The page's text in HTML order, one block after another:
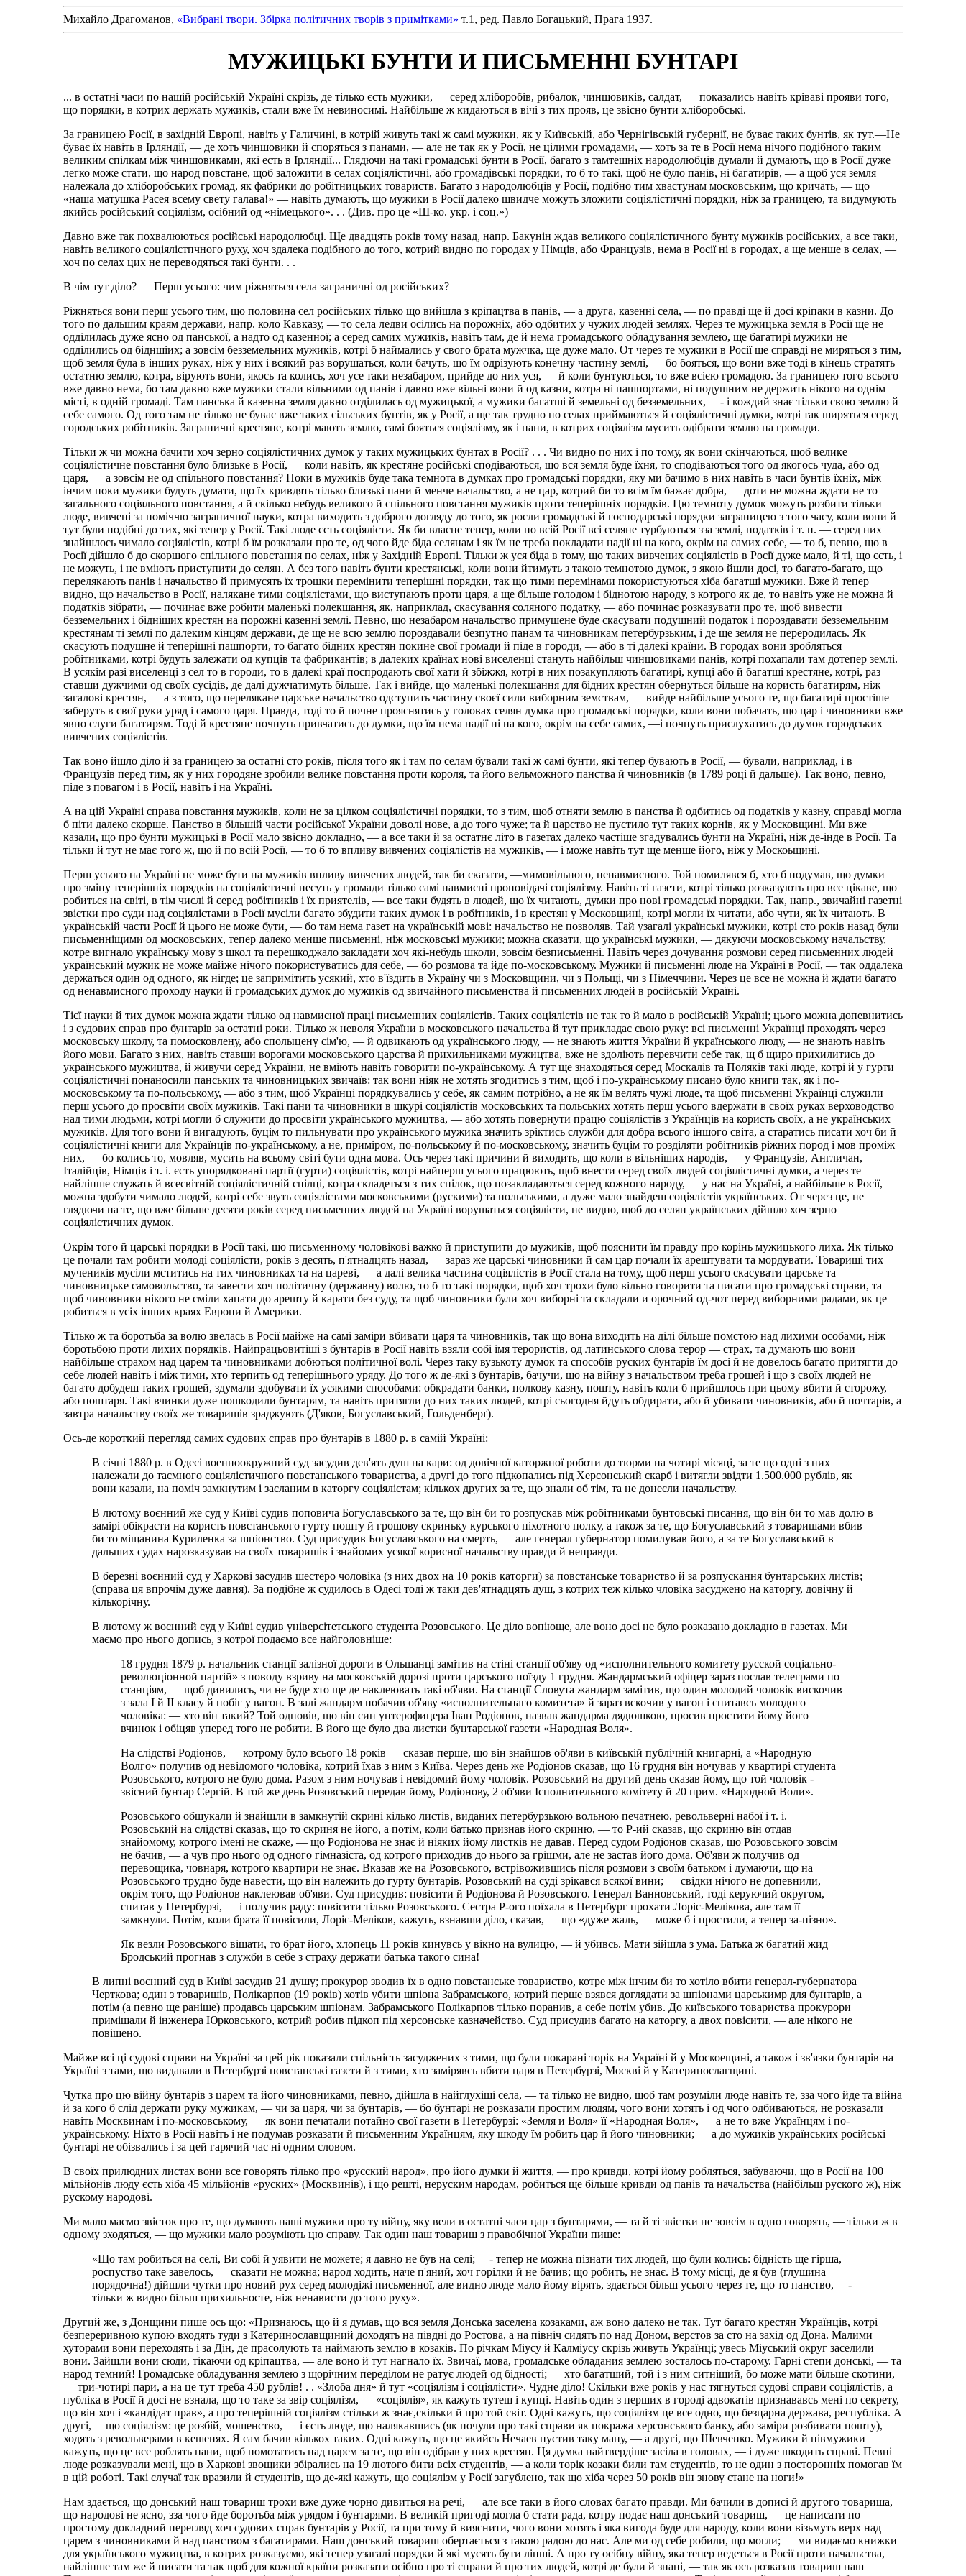
Михайло Драгоманов, «Вибрані твори. Збірка політичних творів з примітками» т.1, ред. Павло Богацький, Прага 1937.
МУЖИЦЬКІ БУНТИ И ПИСЬМЕННІ БУНТАРІ
... в остатні часи по нашій російській Україні скрізь, де тілько єсть мужики, — серед хліборобів, рибалок, чиншовиків, салдат, — показались навіть кріваві прояви того,
що порядки, в котрих держать мужиків, стали вже їм невиносимі. Найбільше ж кидаються в вічі з тих прояв, це звісно бунти хліборобські.
За границею Росії, в західній Европі, навіть у Галичині, в котрій живуть такі ж самі мужики, як у Київській, або Чернігівській губернії, не буває таких бунтів, як тут.—Не
буває їх навіть в Ірляндії, — де хоть чиншовики й споряться з панами, — але не так як у Росії, не цілими громадами, — хоть за те в Росії нема нічого подібного таким
великим спілкам між чиншовиками, які есть в Ірляндії... Глядючи на такі громадські бунти в Росії, багато з тамтешніх народолюбців думали й думають, що в Росії дуже
легко може стати, що народ повстане, щоб заложити в селах соціялістичні, або громадівські порядки, то б то такі, щоб не було панів, ні багатирів, — а щоб уся земля
належала до хліборобських громад, як фабрики до робітницьких товариств. Багато з народолюбців у Росії, подібно тим хвастунам московським, що кричать, — що
«наша матушка Расея всему свету галава!» — навіть думають, що мужики в Росії далеко швидче можуть зложити соціялістичні порядки, ніж за границею, та видумують
якийсь російський соціялізм, осібний од «німецького». . . (Див. про це «Ш-ко. укр. і соц.»)
Давно вже так похвалюються російські народолюбці. Ще двадцять років тому назад, напр. Бакунін ждав великого соціялістичного бунту мужиків російських, а все таки,
навіть великого соціялістпчного руху, хоч здалека подібного до того, котрий видно по городах у Німців, або Французів, нема в Росії ні в городах, а ще менше в селах, —
хоч по селах цих не переводяться такі бунти. . .
В чім тут діло? — Перш усього: чим ріжняться села заграничні од російських?
Ріжняться вони перш усього тим, що половина сел російських тілько що вийшла з кріпацтва в панів, — а друга, казенні села, — по правді ще й досі кріпаки в казни. До
того по дальшим краям держави, напр. коло Кавказу, — то села ледви осілись на порожніх, або одбитих у чужих людей землях. Через те мужицька земля в Росії ще не
одділилась дуже ясно од панської, а надто од казенної; а серед самих мужиків, навіть там, де й нема громадського обладування землею, ще багатирі мужики не
одділились од бідншіих; а зовсім безземельних мужиків, котрі б наймались у свого брата мужчка, ще дуже мало. От через те мужики в Росії ще справді не миряться з тим,
щоб земля була в інших руках, ніж у них і всякий раз ворушаться, коли бачуть, що їм одрізують конечну частину землі, — бо бояться, що вони вже тоді в кінець стратять
остатню землю, котра, вірують вони, якось та колись, хоч усе таки незабаром, прийде до них уся, — й коли бунтуються, то вже всією громадою. За границею того всього
вже давно нема, бо там давно вже мужики стали вільними од панів і давно вже вільні вони й од казни, котра ні пашпортами, ні подушним не держить нікого на однім
місті, в одній громаді. Там панська й казенна земля давно отділилась од мужицької, а мужики багатші й земельні од безземельних, —- і кождий знає тільки свою землю й
себе самого. Од того там не тілько не буває вже таких сільських бунтів, як у Росії, а ще так трудно по селах приймаються й соціялістичні думки, котрі так ширяться серед
городських робітників. Заграничні крестяне, котрі мають землю, самі бояться соціялізму, як і пани, в котрих соціялізм мусить одібрати землю на громади.
Тільки ж чи можна бачити хоч зерно соціялістичних думок у таких мужицьких бунтах в Росії? . . . Чи видно по них і по тому, як вони скінчаються, щоб велике
соціялістичне повстання було близьке в Росії, — коли навіть, як крестяне російські сподіваються, що вся земля буде їхня, то сподіваються того од якогось чуда, або од
царя, — а зовсім не од спільного повстання? Поки в мужиків буде така темнота в думках про громадські порядки, яку ми бачимо в них навіть в часи бунтів їхніх, між
інчим поки мужики будуть думати, що їх кривдять тілько близькі пани й менче начальство, а не цар, котрий би то всім їм бажає добра, — доти не можна ждати не то
загального соціяльного повстання, а й скілько небудь великого й спільного повстання мужиків проти теперішніх порядків. Цю темноту думок можуть розбити тільки
люде, вивчені за поміччю заграничної науки, котра виходить з доброго догляду до того, як росли громадські й господарські порядки заграницею з того часу, коли вони й
тут були подібні до тих, які тепер у Росії. Такі люде єсть соціялісти. Як би власне тепер, коли по всій Росії всі селяне турбуються зза землі, податків і т. п. — серед них
знайшлось чимало соціялістів, котрі б їм розказали про те, од чого йде біда селянам і як їм не треба покладати надії ні на кого, окрім на самих себе, — то б, певно, що в
Росії дійшло б до скоршого спільного повстання по селах, ніж у Західній Европі. Тільки ж уся біда в тому, що таких вивчених соціялістів в Росії дуже мало, й ті, що єсть, і
не можуть, і не вміють приступити до селян. А без того навіть бунти крестянські, коли вони йтимуть з такою темнотою думок, з якою йшли досі, то багато-багато, що
перелякають панів і начальство й примусять їх трошки перемінити теперішні порядки, так що тими перемінами покористуються хіба багатші мужики. Вже й тепер
видно, що начальство в Росії, налякане тими соціялістами, що виступають проти царя, а ще більше голодом і біднотою народу, з котрого як де, то навіть уже не можна й
податків зібрати, — починає вже робити маленькі полекшання, як, наприклад, скасування соляного податку, — або починає розказувати про те, щоб вивести
безземельних і бідніших крестян на порожні казенні землі. Певно, що незабаром начальство примушене буде скасувати подушний податок і пороздавати безземельним
крестянам ті землі по далеким кінцям держави, де ще не всю землю пороздавали безпутно панам та чиновникам петербурзьким, і де ще земля не переродилась. Як
скасують подушне й теперішні пашпорти, то багато бідних крестян покине свої громади й піде в городи, — або в ті далекі країни. В городах вони зробляться
робітниками, котрі будуть залежати од купців та фабрикантів; в далеких країнах нові виселенці стануть найбільш чиншовиками панів, котрі похапали там дотепер землі.
В усякім разі виселенці з сел то в городи, то в далекі краї поспродають свої хати й збіжжя, котрі в них позакупляють багатирі, купці або й багатші крестяне, котрі, раз
ставши дужчими од своїх сусідів, де далі дужчатимуть більше. Так і вийде, що маленькі полекшання для бідних крестян обернуться більше на користь багатирям, ніж
загалові крестян, — а з того, що перелякане царське начальство одступить частину своєї сили виборним земствам, — вийде найбільше усього те, що багатирі простіше
заберуть в свої руки уряд і самого царя. Правда, тоді то й почне прояснятись у головах селян думка про громадські порядки, коли вони побачать, що цар і чиновники вже
явно слуги багатирям. Тоді й крестяне почнуть привчатись до думки, що їм нема надії ні на кого, окрім на себе самих, —і почнуть прислухатись до думок городських
вивчених соціялістів.
Так воно йшло діло й за границею за остатні сто років, після того як і там по селам бували такі ж самі бунти, які тепер бувають в Росії, — бували, наприклад, і в
Французів перед тим, як у них городяне зробили велике повстання проти короля, та його вельможного панства й чиновників (в 1789 році й дальше). Так воно, певно,
піде з повагом і в Росії, навіть і на Україні.
А на цій Україні справа повстання мужиків, коли не за цілком соціялістичні порядки, то з тим, щоб отняти землю в панства й одбитись од податків у казну, справді могла
б піти далеко скорше. Панство в більшій части російської України доволі нове, а до того чуже; та й царство не пустило тут таких корнів, як у Московщині. Ми вже
казали, що про бунти мужицькі в Росії мало звісно докладно, — а все таки й за остатнє літо в газетах далеко частіше згадувались бунти на Україні, ніж де-інде в Росії. Та
тільки й тут не має того ж, що й по всій Росії, — то б то впливу вивчених соціялістів на мужиків, — і може навіть тут ще менше його, ніж у Москоьщині.
Перш усього на Україні не може бути на мужиків впливу вивчених людей, так би сказати, —мимовільного, ненавмисного. Той помилявся б, хто б подумав, що думки
про зміну теперішніх порядків на соціялістичні несуть у громади тілько самі навмисні проповідачі соціялізму. Навіть ті газети, котрі тілько розказують про все цікаве, що
робиться на світі, в тім числі й серед робітників і їх приятелів, — все таки будять в людей, що їх читають, думки про нові громадські порядки. Так, напр., звичайні газетні
звістки про суди над соціялістами в Росії мусіли багато збудити таких думок і в робітників, і в крестян у Московщині, котрі могли їх читати, або чути, як їх читають. В
українській части Росії й цього не може бути, — бо там нема газет на українській мові: начальство не позволяв. Тай узагалі українські мужики, котрі сто років назад були
письменніщими од московських, тепер далеко менше письменні, ніж московські мужики; можна сказати, що українські мужики, — дякуючи московському начальству,
котре вигнало українську мову з школ та перешкоджало закладати хоч які-небудь школи, зовсім безписьменні. Навіть через дочування розмови серед письменних людей
український мужик не може майже нічого покористуватись для себе, — бо розмова та йде по-московському. Мужики й письменні люде на Україні в Росії, — так оддалека
держаться один од одного, як нігде; це запримітить усякий, хто в'їздить в Україну чи з Московщини, чи з Польщі, чи з Німеччини. Через це все не можна й ждати багато
од ненавмисного проходу науки й громадських думок до мужиків од звичайного письменства й письменних людей в російській Україні.
Тієї науки й тих думок можна ждати тілько од навмисної праці письменних соціялістів. Таких соціялістів не так то й мало в російській Україні; цього можна допевнитись
і з судових справ про бунтарів за остатні роки. Тілько ж неволя України в московського начальства й тут прикладає свою руку: всі письменні Українці проходять через
московську школу, та помосковлену, або сполыцену сім'ю, — й одвикають од українського люду, — не знають життя України й українського люду, — не знають навіть
його мови. Багато з них, навіть ставши ворогами московського царства й прихильниками мужицтва, вже не здоліють перевчити себе так, щ б щиро прихилитись до
українського мужицтва, й живучи серед України, не вміють навіть говорити по-українському. А тут ще знаходяться серед Москалів та Поляків такі люде, котрі й у гурти
соціялістичні понаносили панських та чиновницьких звичаїв: так вони ніяк не хотять згодитись з тим, щоб і по-українському писано було книги так, як і по-
московському та по-польському, — або з тим, щоб Українці порядкувались у себе, як самим потрібно, а не як їм велять чужі люде, та щоб письменні Українці служили
перш усього до просвіти своїх мужиків. Такі пани та чиновники в шкурі соціялістів московських та польських хотять перш усього вдержати в своїх руках верховодство
над тими людьми, котрі могли б служити до просвіти українського мужицтва, — або хотять повернути працю соціялістів з Українців на користь своїх, а не українських
мужиків. Для того вони й вигадують, буцім то пильнувати про українського мужика значить зріктись служби для добра всього іншого світа, а старатись писати хоч би й
соціялістичні книги для Українців по-українському, а не, приміром, по-польському й по-московському, значить буцім то розділяти робітників ріжних пород і мов проміж
них, — бо колись то, мовляв, мусить на всьому світі бути одна мова. Ось через такі причини й виходить, що коли в вільніших народів, — у Французів, Англичан,
Італійців, Німців і т. і. єсть упорядковані партії (гурти) соціялістів, котрі найперш усього працюють, щоб внести серед своїх людей соціялістичні думки, а через те
найліпше служать й всесвітній соціялістичній спілці, котра складеться з тих спілок, що позакладаються серед кожного народу, — у нас на Україні, а найбільше в Росії,
можна здобути чимало людей, котрі себе звуть соціялістами московськими (рускими) та польськими, а дуже мало знайдеш соціялістів українських. От через це, не
глядючи на те, що вже більше десяти років серед письменних людей на Україні ворушаться соціялісти, не видно, щоб до селян українських дійшло хоч зерно
соціялістичних думок.
Окрім того й царські порядки в Росії такі, що письменному чоловікові важко й приступити до мужиків, щоб пояснити їм правду про корінь мужицького лиха. Як тілько
це почали там робити молоді соціялісти, років з десять, п'ятнадцять назад, — зараз же царські чиновники й сам цар почали їх арештувати та мордувати. Товариші тих
мучеників мусіли мститись на тих чиновниках та на цареві, — а далі велика частина соціялістів в Росії стала на тому, щоб перш усього скасувати царське та
чиновницьке самовольство, та завести хоч політичну (державну) волю, то б то такі порядки, щоб хоч трохи було вільно говорити та писати про громадські справи, та
щоб чиновники нікого не сміли хапати до арешту й карати без суду, та щоб чиновники були хоч виборні та складали и орочний од-чот перед виборними радами, як це
робиться в усіх інших краях Европи й Америки.
Тілько ж та боротьба за волю звелась в Росії майже на самі заміри вбивати царя та чиновників, так що вона виходить на ділі більше помстою над лихими особами, ніж
боротьбою проти лихих порядків. Найпрацьовитіші з бунтарів в Росії навіть взяли собі імя терористів, од латинського слова терор — страх, та думають що вони
найбільше страхом над царем та чиновниками добються політичної волі. Через таку вузькоту думок та способів руских бунтарів їм досі й не довелось багато притягти до
себе людей навіть і між тими, хто терпить од теперішнього уряду. До того ж де-які з бунтарів, бачучи, що на війну з начальством треба грошей і що з своїх людей не
багато добудеш таких грошей, здумали здобувати їх усякими способами: обкрадати банки, полкову казну, пошту, навіть коли б прийшлось при цьому вбити й сторожу,
або поштаря. Такі вчинки дуже пошкодили бунтарям, та навіть притягли до них таких людей, котрі сьогодня йдуть обдирати, або й убивати чиновників, або й почтарів, а
завтра начальству своїх же товаришів зраджують (Д'яков, Богуславський, Гольденберґ).
Ось-де короткий перегляд самих судових справ про бунтарів в 1880 р. в самій Україні:
В січні 1880 р. в Одесі военноокружний суд засудив дев'ять душ на кари: од довічної каторжної роботи до тюрми на чотирі місяці, за те що одні з них
належали до таємного соціялістичного повстанського товариства, а другі до того підкопались під Херсонський скарб і витягли звідти 1.500.000 рублів, як
вони казали, на поміч замкнутим і засланим в каторгу соціялістам; кількох других за те, що знали об тім, та не донесли начальству.
В лютому воєнний же суд у Київі судив поповича Богуславського за те, що він би то розпускав між робітниками бунтовські писання, що він би то мав долю в
замірі обікрасти на користь повстанського гурту пошту й грошову скриньку курського піхотного полку, а також за те, що Богуславський з товаришами вбив
би то міщанина Куриленка за шпіонство. Суд присудив Богуславського на смерть, — але генерал губернатор помилував його, а за те Богуславський в
дальших судах нарозказував на своїх товаришів і знайомих усякої корисної начальству правди й неправди.
В березні воєнний суд у Харкові засудив шестеро чоловіка (з них двох на 10 років каторги) за повстанське товариство й за розпускання бунтарських листів;
(справа ця впрочім дуже давня). За подібне ж судилось в Одесі тоді ж таки дев'ятнадцять душ, з котрих теж кілько чловіка засуджено на каторгу, довічну й
кількорічну.
В лютому ж воєнний суд у Київі судив універсітетського студента Розовського. Це діло вопіюще, але воно досі не було розказано докладно в газетах. Ми
маємо про нього допись, з котрої подаємо все найголовніше:
18 грудня 1879 р. начальник станції залізної дороги в Ольшанці замітив на стіні станції об'яву од «исполнительного комитету русской соціально-
революціонной партій» з поводу взриву на московській дорозі проти царського поїзду 1 грудня. Жандармський офіцер зараз послав телеграми по
станціям, — щоб дивились, чи не буде хто ще де наклеювать такі об'яви. На станції Словута жандарм замітив, що один молодий чоловік вискочив
з зала І й II класу й побіг у вагон. В залі жандарм побачив об'яву «исполнительнаго комитета» й зараз вскочив у вагон і спитавсь молодого
чоловіка: — хто він такий? Той одповів, що він син унтерофицера Іван Родіонов, назвав жандарма дядюшкою, просив простити йому його
вчинок і обіцяв уперед того не робити. В його ще було два листки бунтарської газети «Народная Воля».
На слідстві Родіонов, — котрому було всього 18 років — сказав перше, що він знайшов об'яви в київській публічній книгарні, а «Народную
Волго» получив од невідомого чоловіка, котрий їхав з ним з Київа. Через день же Родіонов сказав, що 16 грудня він ночував у квартирі студента
Розовського, котрого не було дома. Разом з ним ночував і невідомий йому чоловік. Розовський на другий день сказав йому, що той чоловік -—
звісний бунтар Сергій. В той же день Розовський передав йому, Родіонову, 2 об'яви Ісполнительного комітету й 20 прим. «Народной Воли».
Розовського обшукали й знайшли в замкнутій скрині кілько листів, виданих петербурзькою вольною печатнею, револьверні набої і т. і.
Розовський на слідстві сказав, що то скриня не його, а потім, коли батько признав його скриню, — то Р-ий сказав, що скриню він отдав
знайомому, котрого імені не скаже, — що Родіонова не знає й ніяких йому листків не давав. Перед судом Родіонов сказав, що Розовського зовсім
не бачив, — а чув про нього од одного гімназіста, од котрого приходив до нього за грішми, але не застав його дома. Об'яви ж получив од
перевощика, човнаря, котрого квартири не знає. Вказав же на Розовського, встрівожившись після розмови з своїм батьком і думаючи, що на
Розовського трудно буде навести, що він належить до гурту бунтарів. Розовський на суді зрікався всякої вини; — свідки нічого не допевнили,
окрім того, що Родіонов наклеював об'яви. Суд присудив: повісити й Родіонова й Розовського. Генерал Ванновський, тоді керуючий округом,
спитав у Петербурзі, — і получив раду: повісити тілько Розовського. Сестра Р-ого поїхала в Петербург прохати Лоріс-Мелікова, але там її
замкнули. Потім, коли брата її повісили, Лоріс-Меліков, кажуть, взнавши діло, сказав, — що «дуже жаль, — може б і простили, а тепер за-пізно».
Як везли Розовського вішати, то брат його, хлопець 11 років кинувсь у вікно на вулицю, — й убивсь. Мати зійшла з ума. Батька ж багатий жид
Бродський прогнав з служби в себе з страху держати батька такого сина!
В липні воєнний суд в Київі засудив 21 душу; прокурор зводив їх в одно повстанське товариство, котре між інчим би то хотіло вбити генерал-губернатора
Черткова; один з товаришів, Полікарпов (19 років) хотів убити шпіона Забрамського, котрий перше взявся доглядати за шпіонами царськимр для бунтарів, а
потім (а певно ще раніше) продавсь царським шпіонам. Забрамського Полікарпов тілько поранив, а себе потім убив. До київського товариства прокурори
примішали й інженера Юрковського, котрий робив підкоп під херсонське казначейство. Суд присудив багато на каторгу, а двох повісити, — але нікого не
повішено.
Майже всі ці судові справи на Україні за цей рік показали спільність засуджених з тими, що були покарані торік на Україні й у Москоещині, а також і зв'язки бунтарів на
Україні з тами, що видавали в Петербурзі повстанські газети й з тими, хто замірявсь вбити царя в Петербурзі, Москві й у Катеринослагщині.
Чутка про цю війну бунтарів з царем та його чиновниками, певно, дійшла в найглухіші села, — та тілько не видно, щоб там розуміли люде навіть те, зза чого йде та війна
й за кого б слід держати руку мужикам, — чи за царя, чи за бунтарів, — бо бунтарі не розказали простим людям, чого вони хотять і од чого одбиваються, не розказали
навіть Москвинам і по-московському, — як вони печатали потайно свої газети в Петербурзі: «Земля и Воля» її «Народная Воля», — а не то вже Українцям і по-
українському. Ніхто в Росії навіть і не подумав розказати й письменним Українцям, яку шкоду їм робить цар й його чиновники; — а до мужиків українських російські
бунтарі не обізвались і за цей гарячий час ні одним словом.
В своїх прилюдних листах вони все говорять тілько про «русский народ», про його думки й життя, — про кривди, котрі йому робляться, забуваючи, що в Росії на 100
мільйонів люду єсть хіба 45 мільйонів «руских» (Москвинів), і що решті, неруским народам, робиться ще більше кривди од панів та начальства (найбільш руского ж), ніж
рускому народові.
Ми мало маємо звісток про те, що думають наші мужики про ту війну, яку вели в остатні часи цар з бунтарями, — та й ті звістки не зовсім в одно говорять, — тільки ж в
одному зходяться, — що мужики мало розуміють цю справу. Так один наш товариш з правобічної України пише:
«Що там робиться на селі, Ви собі й уявити не можете; я давно не був на селі; —- тепер не можна пізнати тих людей, що були колись: бідність ще гірша,
роспуство таке завелось, — сказати не можна; народ ходить, наче п'яний, хоч горілки й не бачив; що робить, не знає. В тому місці, де я був (глушина
порядочна!) дійшли чутки про новий рух серед молодіжі письменної, але видно люде мало йому вірять, здається більш усього через те, що то панство, —-
тільки ж видно більш прихильносте, ніж ненависти до того руху».
Другий же, з Донщини пише ось що: «Признаюсь, що й я думав, що вся земля Донська заселена козаками, аж воно далеко не так. Тут багато крестян Українців, котрі
безпереривною купою входять туди з Катеринославщиний доходять на півдні до Ростова, а на північ сидять по над Доном, верстов за сто на захід од Дона. Малими
хуторами вони переходять і за Дін, де прасолують та наймають землю в козаків. По річкам Міусу й Калміусу скрізь живуть Українці; увесь Міуський округ заселили
вони. Зайшли вони сюди, тікаючи од кріпацтва, — але воно й тут нагнало їх. Звичаї, мова, громадське обладания землею зосталось по-старому. Гарні степи донські, — та
народ темний! Громадське обладування землею з щорічним переділом не ратує людей од бідності; — хто багатший, той і з ним ситніщий, бо може мати більше скотини,
— три-чотирі пари, а на це тут треба 450 рублів! . . «Злоба дня» й тут «соціялізм і соціялісти». Чудне діло! Скільки вже років у нас тягнуться судові справи соціялістів, а
публіка в Росії й досі не взнала, що то таке за звір соціялізм, — «соціялія», як кажуть тутеш і купці. Навіть один з перших в городі адвокатів признававсь мені по секрету,
що він хоч і «кандідат прав», а про теперішній соціялізм стільки ж знає,скільки й про той світ. Одні кажуть, що соціялізм це все одно, що безцарна держава, республіка. А
другі, —що соціялізм: це розбій, мошенство, — і єсть люде, що налякавшись (як почули про такі справи як покража херсонського банку, або заміри розбивати пошту),
ходять з револьверами в кешенях. Я сам бачив кількох таких. Одні кажуть, що це якийсь Нечаев пустив таку ману, — а другі, що Шевченко. Мужики й півмужики
кажуть, що це все роблять пани, щоб помотатись над царем за те, що він одібрав у них крестян. Ця думка найтвердіше засіла в головах, — і дуже шкодить справі. Певні
люде розказували мені, що в Харкові звощики збірались на 19 лютого бити всіх студентів, — а коли торік козаки били там студентів, то не один з посторонніх помогав їм
в цій роботі. Такі случаї так вразили й студентів, що де-які кажуть, що соціялізм у Росії загублено, так що хіба через 50 років він знову стане на ноги!»
Нам здається, що донський наш товариш трохи вже дуже чорно дивиться на речі, — але все таки в його словах багато правди. Ми бачили в дописі й другого товариша,
що народові не ясно, зза чого йде боротьба між урядом і бунтарями. В великій пригоді могла б стати рада, котру подає наш донський товариш, — це написати по
простому докладний перегляд хоч судових справ бунтарів у Росії, та при тому й вияснити, чого вони хотять і яка вигода буде для народу, коли вони візьмуть верх над
царем з чиновниками й над панством з багатирами. Наш донський товариш обертається з такою радою до нас. Але ми од себе робили, що могли; — ми видаємо книжки
для українського мужицтва, в котрих розказуємо, які тепер узагалі порядки й які мусять бути ліпші. А про ту осібну війну, яка тепер ведеться в Росії проти начальства,
найліпше там же й писати та так щоб для кожної країни розказати осібно про ті справи й про тих людей, котрі де були й знані, — так як ось розказав товариш наш